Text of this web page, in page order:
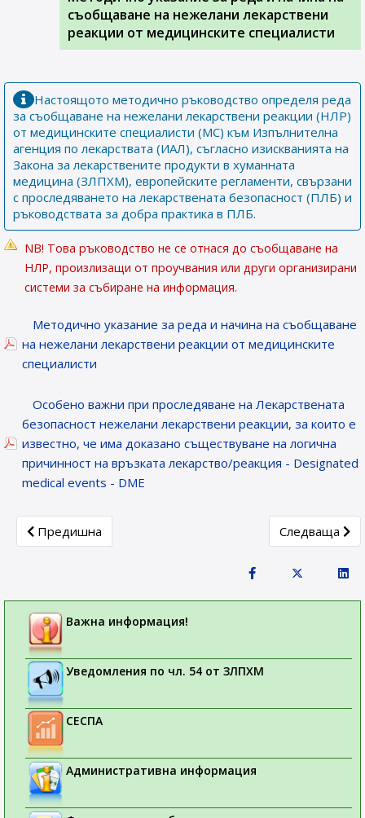
съобщаване на нежелани лекарствени
реакции от медицинските специалисти
Настоящото методично ръководство определя реда
за съобщаване на нежелани лекарствени реакции (НЛР)
от медицинските специалисти (МС) към Изпълнителна
агенция по лекарствата (ИАЛ), съгласно изискванията на
Закона за лекарствените продукти в хуманната
медицина (ЗЛПХМ), европейските регламенти, свързани
с проследяването на лекарствената безопасност (ПЛБ) и
ръководствата за добра практика в ПЛБ.
NB! Това ръководство не се отнася до съобщаване на
НЛР, произлизащи от проучвания или други организирани
системи за събиране на информация.
Методично указание за реда и начина на съобщаване
на нежелани лекарствени реакции от медицинските
специалисти
Особено важни при проследяване на Лекарствената
безопасност нежелани лекарствени реакции, за които е
известно, че има доказано съществуване на логична
причинност на връзката лекарство/реакция - Designated
medical events - DME
Previous article: Постоянно преустановяване на
Предишна Next article:
Следваща
Важна информация!
Уведомления по чл. 54 от ЗЛПХМ
СЕСПА
Административна информация